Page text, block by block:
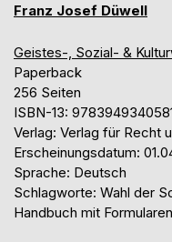
Franz Josef Düwell
Geistes-, Sozial- &
Paperback
256 Seiten
ISBN-13:
Verlag: Verlag für Recht
Erscheinungsdatum:
Sprache: Deutsch
Schlagworte: Wahl der
Handbuch mit